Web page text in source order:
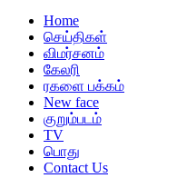
Home
செய்திகள்
விமர்சனம்
கேலரி
ரகளை பக்கம்
New face
குறும்படம்
TV
பொது
Contact Us